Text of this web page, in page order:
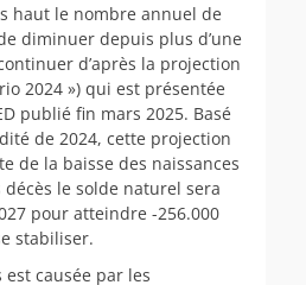
haut le nombre annuel de
diminuer depuis plus d’une
d’après la projection
2024 ») qui est présentée
publié fin mars 2025. Basé
de 2024, cette projection
de la baisse des naissances
le solde naturel sera
pour atteindre -256.000
stabiliser.
est causée par les